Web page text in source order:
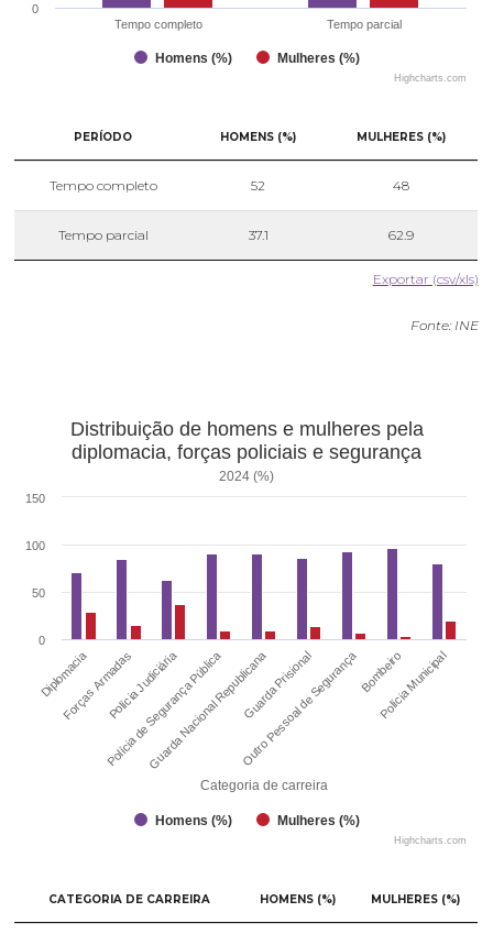
Homens (%) Mulheres (%)
Tempo completo Tempo parcial
0
Highcharts.com
PERÍODO HOMENS (%) MULHERES (%)
Tempo completo 52 48
Tempo parcial 37.1 62.9
Exportar (csv/xls)
Fonte: INE
Categoria de carreira
Distribuição de homens e mulheres pela
diplomacia, forças policiais e segurança
2024 (%)
Homens (%) Mulheres (%)
Diplomacia
Forças ArmadasPolícia Judiciária
Polícia de Segurança Pública
Guarda Nacional RepublicanaGuarda Prisional
Outro Pessoal de Segurança Bombeiro
Polícia Municipal
0
50
100
150
Highcharts.com
CATEGORIA DE CARREIRA HOMENS (%) MULHERES (%)